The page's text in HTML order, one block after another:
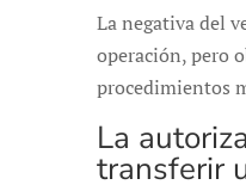
La negativa del
operación, pero
procedimientos
La
transferir